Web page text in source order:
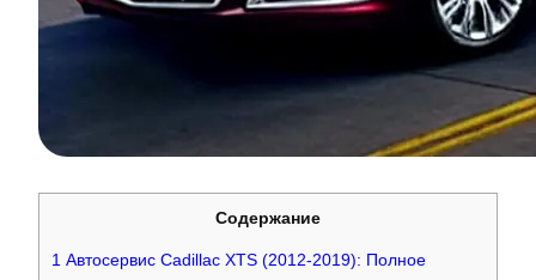
Содержание
1 Автосервис Cadillac XTS (2012-2019): Полное